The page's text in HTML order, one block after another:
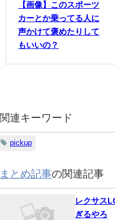
【画像】このスポーツ
カーとか乗ってる人に
声かけて褒めたりして
もいいの？
関連キーワード
pickup
まとめ記事の関連記事
レクサス
ぎるやろ